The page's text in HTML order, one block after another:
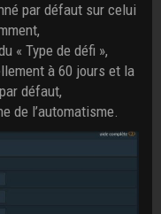
par défaut sur celui
« Type de défi »,
à 60 jours et la
défaut,
de l’automatisme.